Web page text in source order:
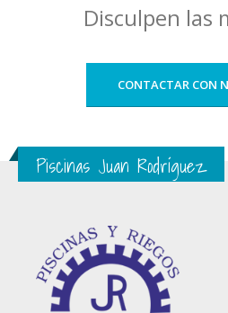
Disculpen las
CONTACTAR CON
Piscinas Juan Rodríguez